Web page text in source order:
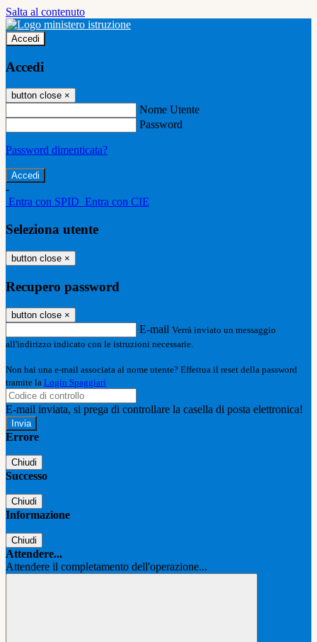
Salta al contenuto
Accedi
Accedi
button close ×
Nome Utente
Password
Password dimenticata?
-
Entra con SPID Entra con CIE
Seleziona utente
button close ×
Recupero password
button close ×
E-mail Verrà inviato un messaggio
all'indirizzo indicato con le istruzioni necessarie.
Non hai una e-mail associata al nome utente? Effettua il reset della password
tramite la Login Spaggiari
E-mail inviata, si prega di controllare la casella di posta elettronica!
Errore
Chiudi
Successo
Chiudi
Informazione
Chiudi
Attendere...
Attendere il completamento dell'operazione...